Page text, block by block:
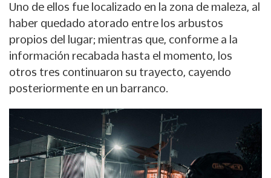
Uno de ellos fue localizado en la zona de maleza, al
haber quedado atorado entre los arbustos
propios del lugar; mientras que, conforme a la
información recabada hasta el momento, los
otros tres continuaron su trayecto, cayendo
posteriormente en un barranco.